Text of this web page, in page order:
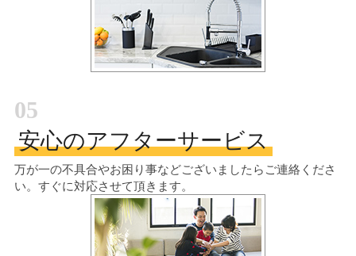
05
安心のアフターサービス
万が一の不具合やお困り事などございましたらご連絡くださ
い。すぐに対応させて頂きます。